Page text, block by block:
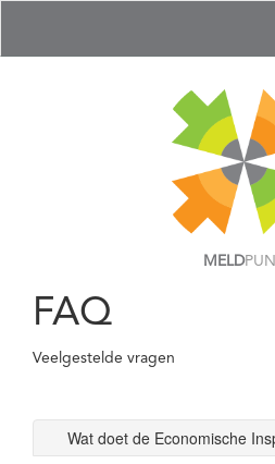
MELD
FAQ
Veelgestelde vragen
Wat doet de Economische